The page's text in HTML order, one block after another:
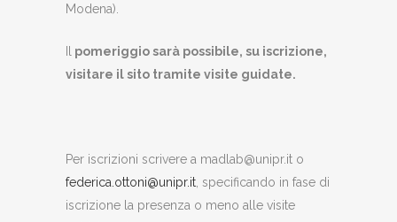
Modena).
Il pomeriggio sarà possibile, su iscrizione,
visitare il sito tramite visite guidate.
Per iscrizioni scrivere a madlab@unipr.it o
federica.ottoni@unipr.it, specificando in fase di
iscrizione la presenza o meno alle visite